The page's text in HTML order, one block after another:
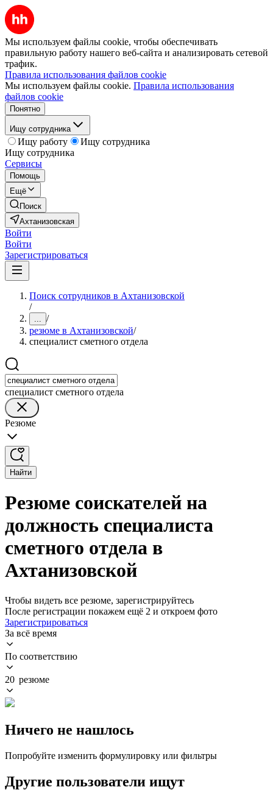
Мы используем файлы cookie, чтобы обеспечивать
правильную работу нашего веб-сайта и анализировать сетевой
трафик.
Правила использования файлов cookie
Мы используем файлы cookie. Правила использования
файлов cookie
Понятно
Ищу сотрудника
Ищу работу
Ищу сотрудника
Ищу сотрудника
Сервисы
Помощь
Ещё
Поиск
Ахтанизовская
Войти
Войти
Зарегистрироваться
Поиск сотрудников в Ахтанизовской
/
... /
резюме в Ахтанизовской/
специалист сметного отдела
специалист сметного отдела
Резюме
Найти
Резюме соискателей на
должность специалиста
сметного отдела в
Ахтанизовской
Чтобы видеть все резюме, зарегистрируйтесь
После регистрации покажем ещё 2 и откроем фото
Зарегистрироваться
За всё время
По соответствию
20 резюме
Ничего не нашлось
Попробуйте изменить формулировку или фильтры
Другие пользователи ищут